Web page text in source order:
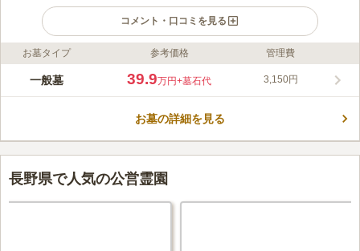
コメント・口コミを見る
ライフドット編集部のコメント
ロケーションに恵まれた市営霊園です。 4㎡のゆとりある区画
やお墓の継承者が居ない方でも安心して眠ることができます。 8
口コミ評価
みんなの評価
3.8
霊園の近くには花屋やホームセンターが無いので、事前に購入し
てからでないといけない事が少し不便。食事が出来る所も近くには無いの
お墓タイプ 参考価格 管理費
一般墓 39.9万円+墓石代 3,150円
お墓の詳細を見る
長野県で人気の公営霊園